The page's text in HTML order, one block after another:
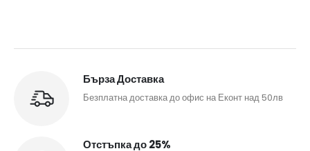
Бърза Доставка
Безплатна доставка до офис на Еконт над 50лв
Отстъпка до 25%